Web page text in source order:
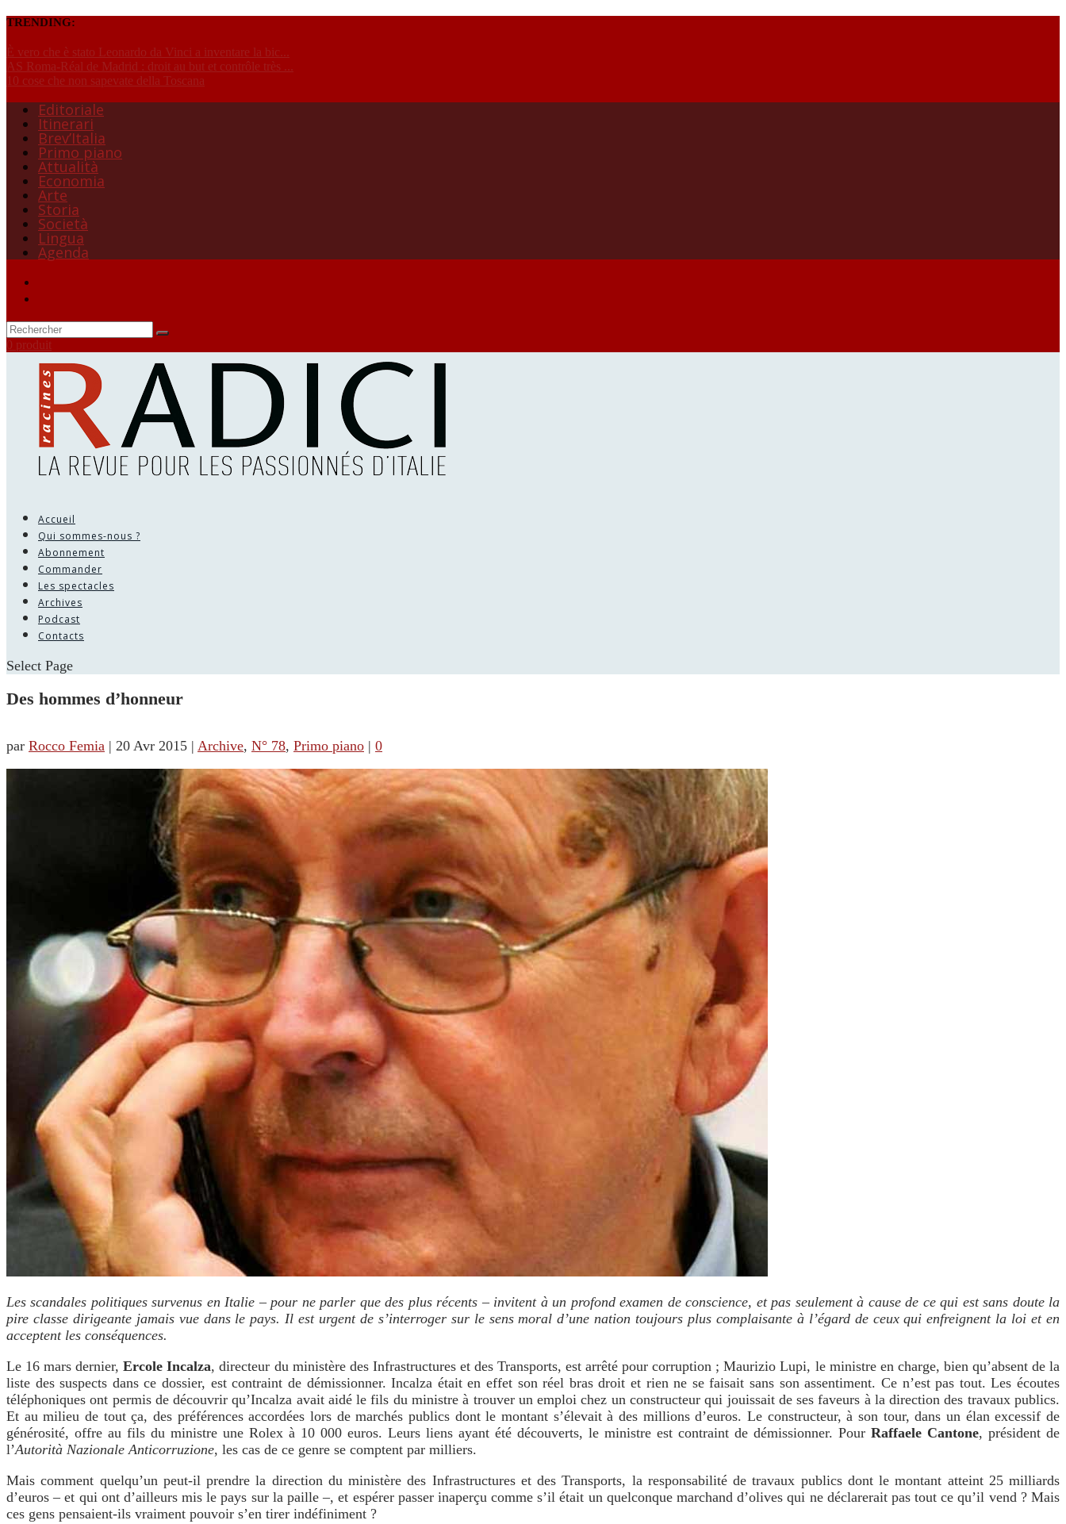
TRENDING:
È vero che è stato Leonardo da Vinci a inventare la bic...
AS Roma-Réal de Madrid : droit au but et contrôle très ...
10 cose che non sapevate della Toscana
Editoriale
Itinerari
Brev’Italia
Primo piano
Attualità
Economia
Arte
Storia
Società
Lingua
Agenda
0 produit
Accueil
Qui sommes-nous ?
Abonnement
Commander
Les spectacles
Archives
Podcast
Contacts
Select Page
Des hommes d’honneur
par Rocco Femia | 20 Avr 2015 | Archive, N° 78, Primo piano | 0
Les scandales politiques survenus en Italie – pour ne parler que des plus récents – invitent à un profond examen de conscience, et pas seulement à cause de ce qui est sans doute la
pire classe dirigeante jamais vue dans le pays. Il est urgent de s’interroger sur le sens moral d’une nation toujours plus complaisante à l’égard de ceux qui enfreignent la loi et en
acceptent les conséquences.
Le 16 mars dernier,Ercole Incalza, directeur du ministère des Infrastructures et des Transports, est arrêté pour corruption ; Maurizio Lupi, le ministre en charge, bien qu’absent de la
liste des suspects dans ce dossier, est contraint de démissionner. Incalza était en effet son réel bras droit et rien ne se faisait sans son assentiment. Ce n’est pas tout. Les écoutes
téléphoniques ont permis de découvrir qu’Incalza avait aidé le fils du ministre à trouver un emploi chez un constructeur qui jouissait de ses faveurs à la direction des travaux publics.
Et au milieu de tout ça, des préférences accordées lors de marchés publics dont le montant s’élevait à des millions d’euros. Le constructeur, à son tour, dans un élan excessif de
générosité, offre au fils du ministre une Rolex à 10 000 euros. Leurs liens ayant été découverts, le ministre est contraint de démissionner. Pour Raffaele Cantone, président de
l’Autorità Nazionale Anticorruzione, les cas de ce genre se comptent par milliers.
Mais comment quelqu’un peut-il prendre la direction du ministère des Infrastructures et des Transports, la responsabilité de travaux publics dont le montant atteint 25 milliards
d’euros – et qui ont d’ailleurs mis le pays sur la paille –, et espérer passer inaperçu comme s’il était un quelconque marchand d’olives qui ne déclarerait pas tout ce qu’il vend ? Mais
ces gens pensaient-ils vraiment pouvoir s’en tirer indéfiniment ?